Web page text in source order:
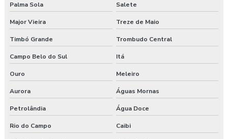
Palma Sola Salete
Major Vieira Treze de Maio
Timbó Grande Trombudo Central
Campo Belo do Sul Itá
Ouro Meleiro
Aurora Águas Mornas
Petrolândia Água Doce
Rio do Campo Caibi